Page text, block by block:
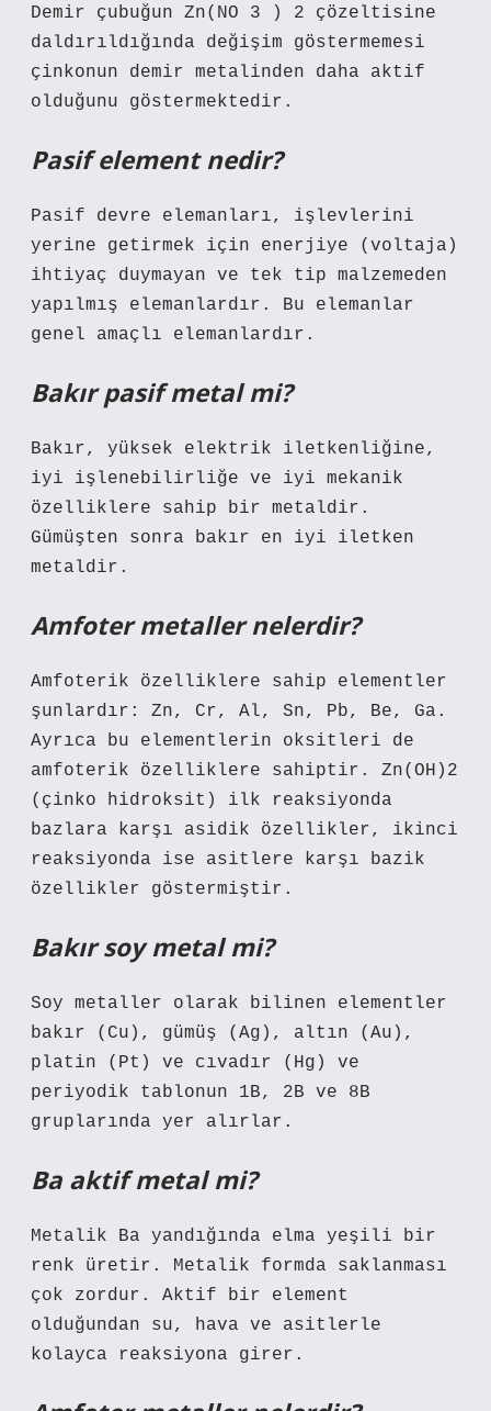
Demir çubuğun Zn(NO 3 ) 2 çözeltisine
daldırıldığında değişim göstermemesi
çinkonun demir metalinden daha aktif
olduğunu göstermektedir.
Pasif element nedir?
Pasif devre elemanları, işlevlerini
yerine getirmek için enerjiye (voltaja)
ihtiyaç duymayan ve tek tip malzemeden
yapılmış elemanlardır. Bu elemanlar
genel amaçlı elemanlardır.
Bakır pasif metal mi?
Bakır, yüksek elektrik iletkenliğine,
iyi işlenebilirliğe ve iyi mekanik
özelliklere sahip bir metaldir.
Gümüşten sonra bakır en iyi iletken
metaldir.
Amfoter metaller nelerdir?
Amfoterik özelliklere sahip elementler
şunlardır: Zn, Cr, Al, Sn, Pb, Be, Ga.
Ayrıca bu elementlerin oksitleri de
amfoterik özelliklere sahiptir. Zn(OH)2
(çinko hidroksit) ilk reaksiyonda
bazlara karşı asidik özellikler, ikinci
reaksiyonda ise asitlere karşı bazik
özellikler göstermiştir.
Bakır soy metal mi?
Soy metaller olarak bilinen elementler
bakır (Cu), gümüş (Ag), altın (Au),
platin (Pt) ve cıvadır (Hg) ve
periyodik tablonun 1B, 2B ve 8B
gruplarında yer alırlar.
Ba aktif metal mi?
Metalik Ba yandığında elma yeşili bir
renk üretir. Metalik formda saklanması
çok zordur. Aktif bir element
olduğundan su, hava ve asitlerle
kolayca reaksiyona girer.